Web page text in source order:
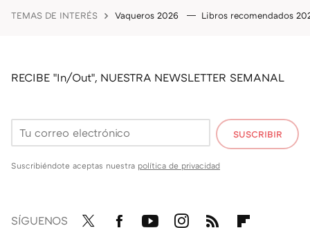
TEMAS DE INTERÉS Vaqueros 2026 Libros recomendados
RECIBE "In/Out", NUESTRA NEWSLETTER SEMANAL
SUSCRIBIR
Suscribiéndote aceptas nuestra política de privacidad
SÍGUENOS